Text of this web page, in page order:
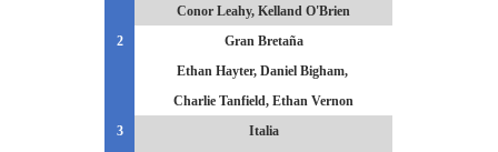
Conor Leahy, Kelland O'Brien
2
Gran Bretaña
Ethan Hayter, Daniel Bigham,
Charlie Tanfield, Ethan Vernon
3
Italia